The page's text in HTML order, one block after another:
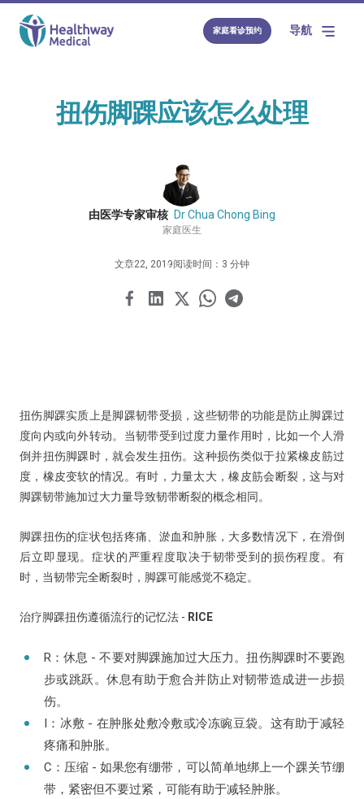
家庭看诊预约 导航
扭伤脚踝应该怎么处理
由医学专家审核 Dr Chua Chong Bing
家庭医生
文章22, 2019阅读时间：3 分钟
扭伤脚踝实质上是脚踝韧带受损，这些韧带的功能是防止脚踝过
度向内或向外转动。当韧带受到过度力量作用时，比如一个人滑
倒并扭伤脚踝时，就会发生扭伤。这种损伤类似于拉紧橡皮筋过
度，橡皮变软的情况。有时，力量太大，橡皮筋会断裂，这与对
脚踝韧带施加过大力量导致韧带断裂的概念相同。
脚踝扭伤的症状包括疼痛、淤血和肿胀，大多数情况下，在滑倒
后立即显现。症状的严重程度取决于韧带受到的损伤程度。有
时，当韧带完全断裂时，脚踝可能感觉不稳定。
治疗脚踝扭伤遵循流行的记忆法 - RICE
R：休息 - 不要对脚踝施加过大压力。扭伤脚踝时不要跑
步或跳跃。休息有助于愈合并防止对韧带造成进一步损
伤。
I：冰敷 - 在肿胀处敷冷敷或冷冻豌豆袋。这有助于减轻
疼痛和肿胀。
C：压缩 - 如果您有绷带，可以简单地绑上一个踝关节绷
带，紧密但不要过紧，可能有助于减轻肿胀。